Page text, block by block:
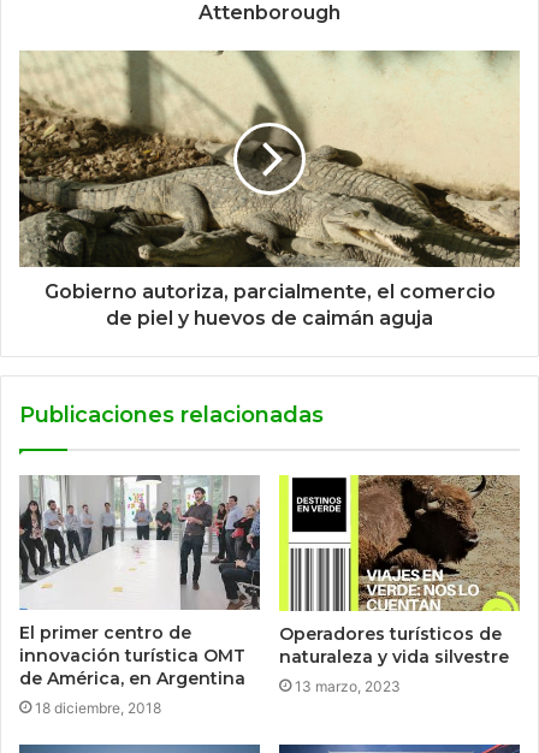
Attenborough
Gobierno autoriza, parcialmente, el comercio
de piel y huevos de caimán aguja
Publicaciones relacionadas
El primer centro de
innovación turística OMT
de América, en Argentina
18 diciembre, 2018
Operadores turísticos de
naturaleza y vida silvestre
13 marzo, 2023